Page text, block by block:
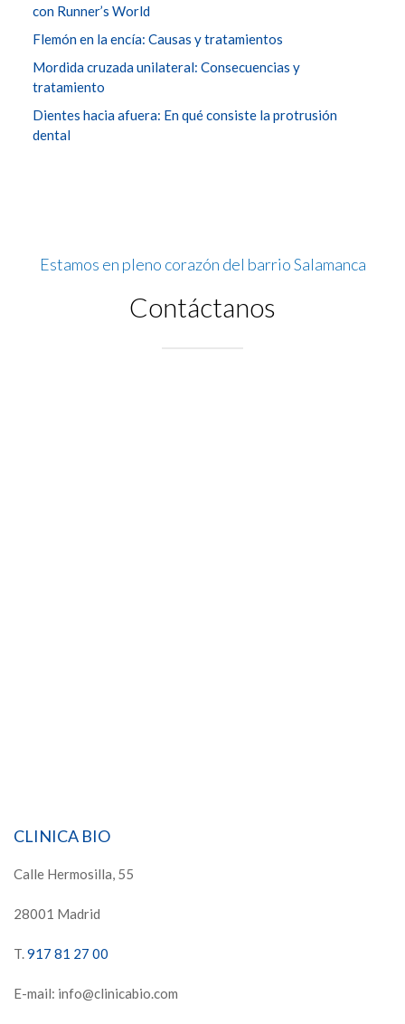
con Runner’s World
Flemón en la encía: Causas y tratamientos
Mordida cruzada unilateral: Consecuencias y
tratamiento
Dientes hacia afuera: En qué consiste la protrusión
dental
Estamos en pleno corazón del barrio Salamanca
Contáctanos
CLINICA BIO
Calle Hermosilla, 55
28001 Madrid
T.917 81 27 00
E-mail: info@clinicabio.com